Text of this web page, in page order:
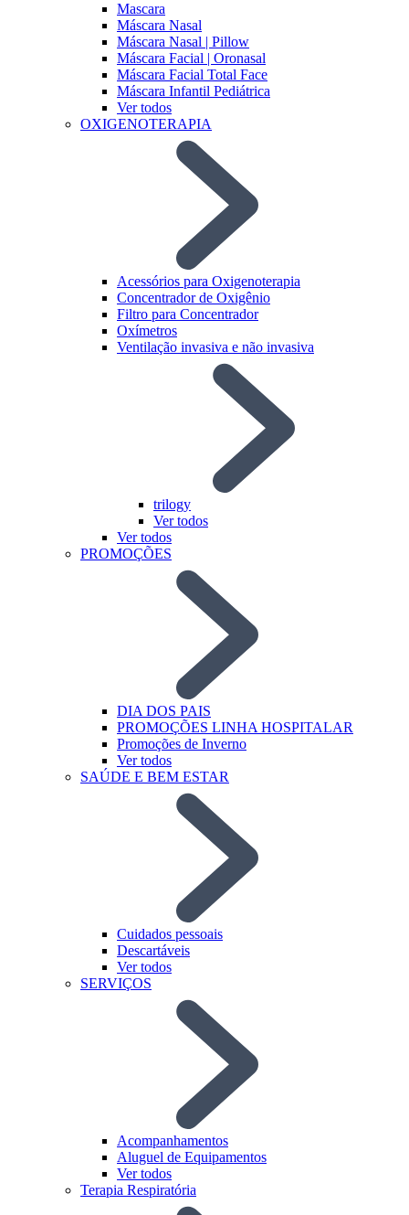
Mascara
Máscara Nasal
Máscara Nasal | Pillow
Máscara Facial | Oronasal
Máscara Facial Total Face
Máscara Infantil Pediátrica
Ver todos
OXIGENOTERAPIA
Acessórios para Oxigenoterapia
Concentrador de Oxigênio
Filtro para Concentrador
Oxímetros
Ventilação invasiva e não invasiva
trilogy
Ver todos
Ver todos
PROMOÇÕES
DIA DOS PAIS
PROMOÇÕES LINHA HOSPITALAR
Promoções de Inverno
Ver todos
SAÚDE E BEM ESTAR
Cuidados pessoais
Descartáveis
Ver todos
SERVIÇOS
Acompanhamentos
Aluguel de Equipamentos
Ver todos
Terapia Respiratória